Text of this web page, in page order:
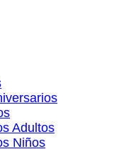
Adultos
Niños